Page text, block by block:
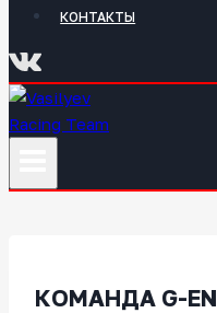
КОНТАКТЫ
КОМАНДА G-